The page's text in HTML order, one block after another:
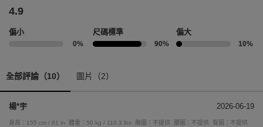
4.9
偏小
0%
尺碼標準
90%
偏大
10%
全部評論（10） 圖片（2）
楊*宇 2026-06-19
身高：155 cm / 61 in 體重：50 kg / 110.3 lbs 胸圍：不提供 腰圍：不提供
臀圍：不提供